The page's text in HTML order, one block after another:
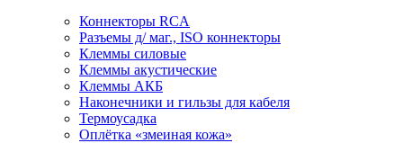
Коннекторы RCA
Разъемы д/ маг., ISO коннекторы
Клеммы силовые
Клеммы акустические
Клеммы АКБ
Наконечники и гильзы для кабеля
Термоусадка
Оплётка «змеиная кожа»